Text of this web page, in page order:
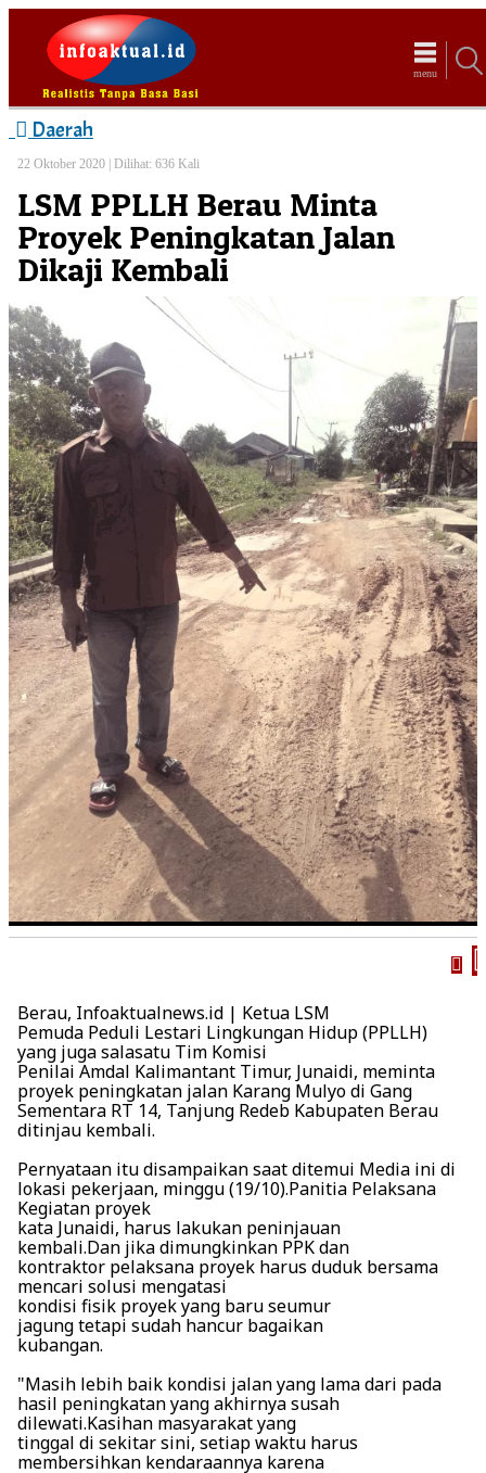
menu
Daerah
22 Oktober 2020 | Dilihat: 636 Kali
LSM PPLLH Berau Minta
Proyek Peningkatan Jalan
Dikaji Kembali
Berau, Infoaktualnews.id | Ketua LSM
Pemuda Peduli Lestari Lingkungan Hidup (PPLLH)
yang juga salasatu Tim Komisi
Penilai Amdal Kalimantant Timur, Junaidi, meminta
proyek peningkatan jalan Karang Mulyo di Gang
Sementara RT 14, Tanjung Redeb Kabupaten Berau
ditinjau kembali.
Pernyataan itu disampaikan saat ditemui Media ini di
lokasi pekerjaan, minggu (19/10).Panitia Pelaksana
Kegiatan proyek
kata Junaidi, harus lakukan peninjauan
kembali.Dan jika dimungkinkan PPK dan
kontraktor pelaksana proyek harus duduk bersama
mencari solusi mengatasi
kondisi fisik proyek yang baru seumur
jagung tetapi sudah hancur bagaikan
kubangan.
"Masih lebih baik kondisi jalan yang lama dari pada
hasil peningkatan yang akhirnya susah
dilewati.Kasihan masyarakat yang
tinggal di sekitar sini, setiap waktu harus
membersihkan kendaraannya karena